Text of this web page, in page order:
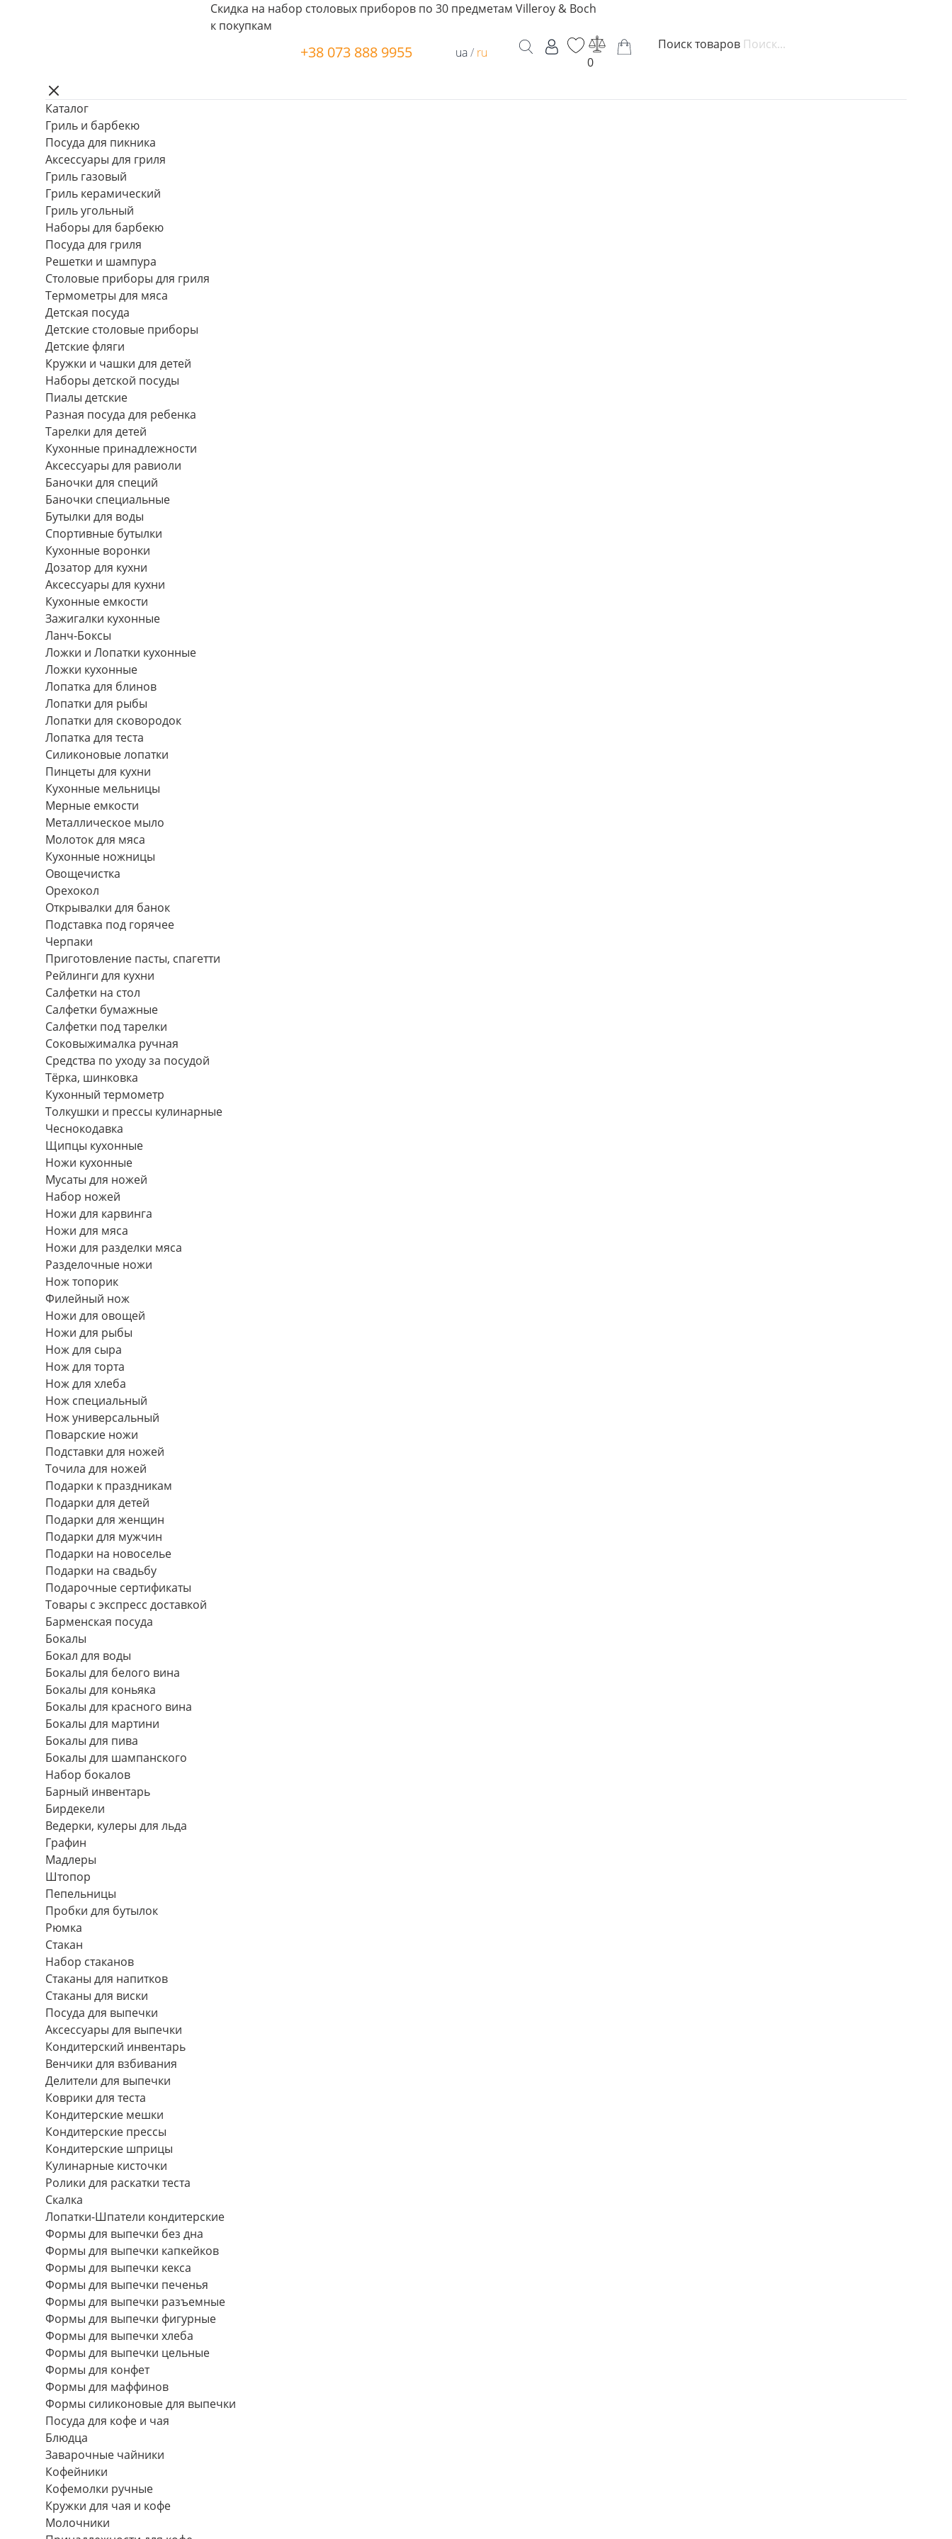
Скидка на набор столовых приборов по 30 предметам Villeroy & Boch
к покупкам
+38 073 888 9955 ua/ ru
0
Поиск товаров
Каталог
Гриль и барбекю
Посуда для пикника
Аксессуары для гриля
Гриль газовый
Гриль керамический
Гриль угольный
Наборы для барбекю
Посуда для гриля
Решетки и шампура
Столовые приборы для гриля
Термометры для мяса
Детская посуда
Детские столовые приборы
Детские фляги
Кружки и чашки для детей
Наборы детской посуды
Пиалы детские
Разная посуда для ребенка
Тарелки для детей
Кухонные принадлежности
Аксессуары для равиоли
Баночки для специй
Баночки специальные
Бутылки для воды
Спортивные бутылки
Кухонные воронки
Дозатор для кухни
Аксессуары для кухни
Кухонные емкости
Зажигалки кухонные
Ланч-Боксы
Ложки и Лопатки кухонные
Ложки кухонные
Лопатка для блинов
Лопатки для рыбы
Лопатки для сковородок
Лопатка для теста
Силиконовые лопатки
Пинцеты для кухни
Кухонные мельницы
Мерные емкости
Металлическое мыло
Молоток для мяса
Кухонные ножницы
Овощечистка
Орехокол
Открывалки для банок
Подставка под горячее
Черпаки
Приготовление пасты, спагетти
Рейлинги для кухни
Салфетки на стол
Салфетки бумажные
Салфетки под тарелки
Соковыжималка ручная
Средства по уходу за посудой
Тëрка, шинковка
Кухонный термометр
Толкушки и прессы кулинарные
Чеснокодавка
Щипцы кухонные
Ножи кухонные
Мусаты для ножей
Набор ножей
Ножи для карвинга
Ножи для мяса
Ножи для разделки мяса
Разделочные ножи
Нож топорик
Филейный нож
Ножи для овощей
Ножи для рыбы
Нож для сыра
Нож для торта
Нож для хлеба
Нож специальный
Нож универсальный
Поварские ножи
Подставки для ножей
Точила для ножей
Подарки к праздникам
Подарки для детей
Подарки для женщин
Подарки для мужчин
Подарки на новоселье
Подарки на свадьбу
Подарочные сертификаты
Товары с экспресс доставкой
Барменская посуда
Бокалы
Бокал для воды
Бокалы для белого вина
Бокалы для коньяка
Бокалы для красного вина
Бокалы для мартини
Бокалы для пива
Бокалы для шампанского
Набор бокалов
Барный инвентарь
Бирдекели
Ведерки, кулеры для льда
Графин
Мадлеры
Штопор
Пепельницы
Пробки для бутылок
Рюмка
Стакан
Набор стаканов
Стаканы для напитков
Стаканы для виски
Посуда для выпечки
Аксессуары для выпечки
Кондитерский инвентарь
Венчики для взбивания
Делители для выпечки
Коврики для теста
Кондитерские мешки
Кондитерские прессы
Кондитерские шприцы
Кулинарные кисточки
Ролики для раскатки теста
Скалка
Лопатки-Шпатели кондитерские
Формы для выпечки без дна
Формы для выпечки капкейков
Формы для выпечки кекса
Формы для выпечки печенья
Формы для выпечки разъемные
Формы для выпечки фигурные
Формы для выпечки хлеба
Формы для выпечки цельные
Формы для конфет
Формы для маффинов
Формы силиконовые для выпечки
Посуда для кофе и чая
Блюдца
Заварочные чайники
Кофейники
Кофемолки ручные
Кружки для чая и кофе
Молочники